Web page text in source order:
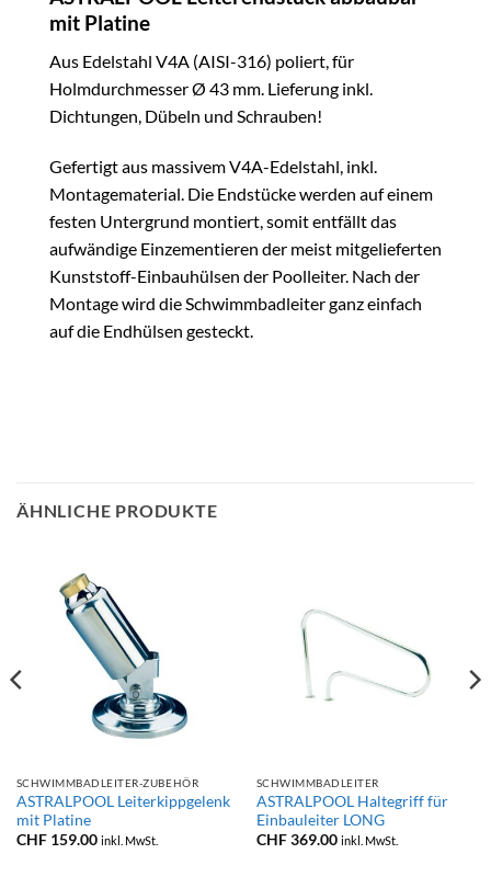
mit Platine
Aus Edelstahl V4A (AISI-316) poliert, für
Holmdurchmesser Ø 43 mm. Lieferung inkl.
Dichtungen, Dübeln und Schrauben!
Gefertigt aus massivem V4A-Edelstahl, inkl.
Montagematerial. Die Endstücke werden auf einem
festen Untergrund montiert, somit entfällt das
aufwändige Einzementieren der meist mitgelieferten
Kunststoff-Einbauhülsen der Poolleiter. Nach der
Montage wird die Schwimmbadleiter ganz einfach
auf die Endhülsen gesteckt.
ÄHNLICHE PRODUKTE
SCHWIMMBADLEITER-ZUBEHÖR
ASTRALPOOL Leiterkippgelenk
mit Platine
CHF159.00 inkl. MwSt.
SCHWIMMBADLEITER
ASTRALPOOL Haltegriff für
Einbauleiter LONG
CHF369.00 inkl. MwSt.